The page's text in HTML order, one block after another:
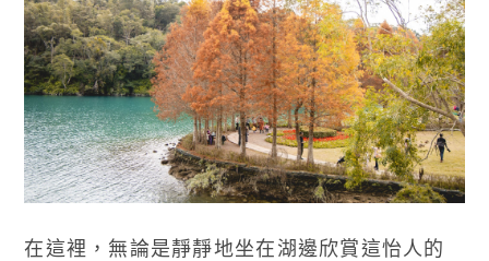
在這裡，無論是靜靜地坐在湖邊欣賞這怡人的